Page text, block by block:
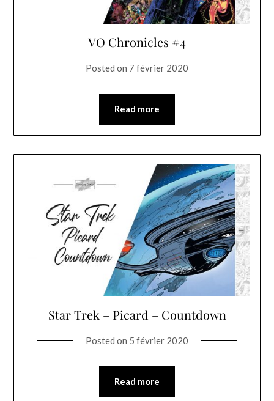
VO Chronicles #4
Posted on 7 février 2020
Read more
Star Trek – Picard – Countdown
Posted on 5 février 2020
Read more